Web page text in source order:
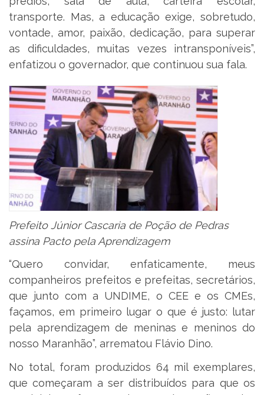
transporte. Mas, a educação exige, sobretudo,
vontade, amor, paixão, dedicação, para superar
as dificuldades, muitas vezes intransponíveis”,
enfatizou o governador, que continuou sua fala.
Prefeito Júnior Cascaria de Poção de Pedras
assina Pacto pela Aprendizagem
“Quero convidar, enfaticamente, meus
companheiros prefeitos e prefeitas, secretários,
que junto com a UNDIME, o CEE e os CMEs,
façamos, em primeiro lugar o que é justo: lutar
pela aprendizagem de meninas e meninos do
nosso Maranhão”, arrematou Flávio Dino.
No total, foram produzidos 64 mil exemplares,
que começaram a ser distribuídos para que os